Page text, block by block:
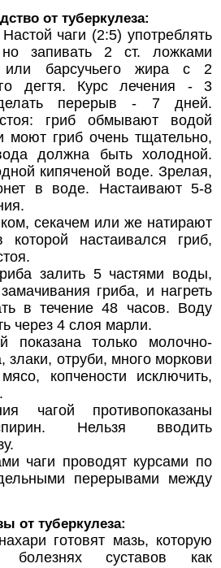
от туберкулеза:
чаги (2:5) употреблять
запивать 2 ст. ложками
или барсучьего жира с 2
дегтя. Курс лечения - 3
перерыв - 7 дней.
гриб обмывают водой
моют гриб очень тщательно,
должна быть холодной.
кипяченой воде. Зрелая,
в воде. Настаивают 5-8
секачем или же натирают
настаивался гриб,
залить 5 частями воды,
гриба, и нагреть
в течение 48 часов. Воду
через 4 слоя марли.
показана только молочно-
злаки, отруби, много моркови
копчености исключить,
чагой противопоказаны
Нельзя вводить
чаги проводят курсами по
перерывами между
от туберкулеза:
готовят мазь, которую
болезнях суставов как